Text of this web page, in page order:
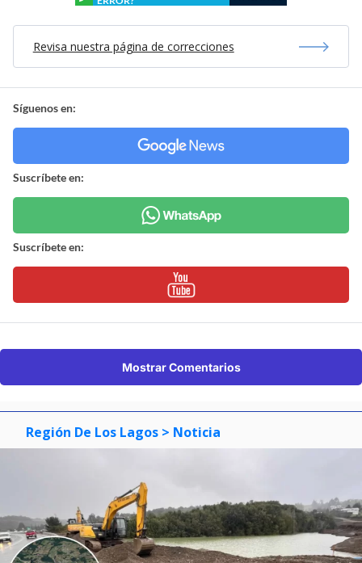
Revisa nuestra página de correcciones
Síguenos en:
Suscríbete en:
Suscríbete en:
Mostrar Comentarios
Región De Los Lagos > Noticia